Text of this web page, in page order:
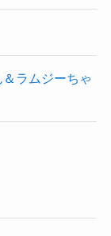
ラムジーちゃ